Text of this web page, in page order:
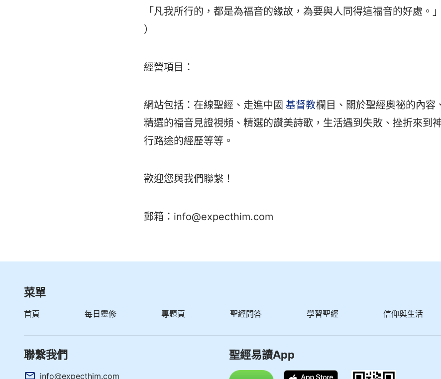
「凡我所行的，都是為福音的緣故，為要與人同得這福音的好處。
）
經營項目：
網站包括：在線聖經、走進中國 基督教欄目、關於聖經奧祕的內容
精選的福音見證視頻、精選的讚美詩歌，生活遇到失敗、挫折來到
行路途的經歷等等。
歡迎您與我們聯繫！
郵箱： info@expecthim.com
菜單
首頁 每日靈修 專題頁 聖經問答 學習聖經 信仰與生活
聯繫我們
info@expecthim.com
聖經易讀App